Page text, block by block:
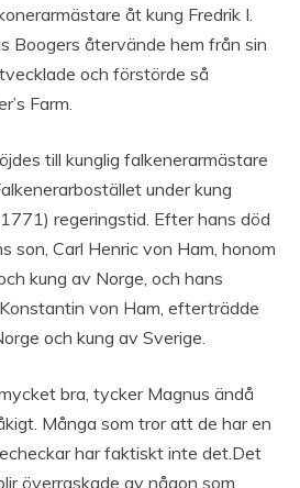
åt kung Fredrik I.
Boogers återvände hem från sin
och förstörde så
Farm.
till kunglig falkenerarmästare
under kung
regeringstid. Efter hans död
son, Carl Henric von Ham, honom
kung av Norge, och hans
von Ham, efterträdde
och kung av Sverige.
bra, tycker Magnus ändå
Många som tror att de har en
har faktiskt inte det.Det
överraskade av någon som